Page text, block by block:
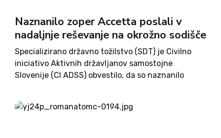
Naznanilo zoper Accetta poslali v
nadaljnje reševanje na okrožno sodišče
Specializirano državno tožilstvo (SDT) je Civilno
iniciativo Aktivnih državljanov samostojne
Slovenije (CI ADSS) obvestilo, da so naznanilo
odstopili okrožnemu državnemu tožilstvu – SDT
namreč ni pristojno za reševanje zadeve. Zaradi